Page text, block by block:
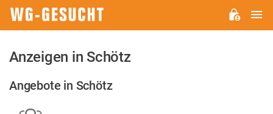
Anzeigen in Schötz
Angebote in Schötz